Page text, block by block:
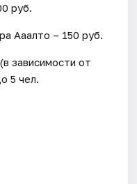
руб.
Ааалто – 150 руб.
зависимости от
5 чел.